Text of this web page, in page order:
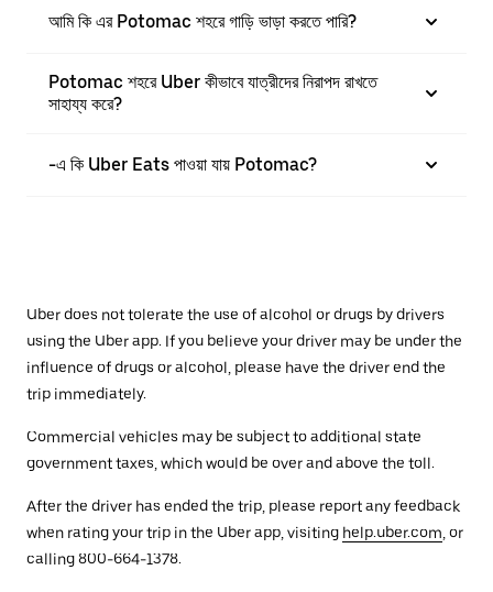
আমি কি এর Potomac শহরে গাড়ি ভাড়া করতে পারি?
Potomac শহরে Uber কীভাবে যাত্রীদের নিরাপদ রাখতে
সাহায্য করে?
-এ কি Uber Eats পাওয়া যায় Potomac?
Uber does not tolerate the use of alcohol or drugs by drivers
using the Uber app. If you believe your driver may be under the
influence of drugs or alcohol, please have the driver end the
trip immediately.
Commercial vehicles may be subject to additional state
government taxes, which would be over and above the toll.
After the driver has ended the trip, please report any feedback
when rating your trip in the Uber app, visiting help.uber.com , or
calling 800-664-1378.